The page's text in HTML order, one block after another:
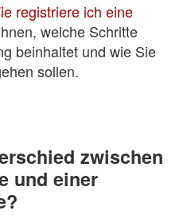
registriere ich eine
welche Schritte
beinhaltet und wie Sie
sollen.
zwischen
und einer